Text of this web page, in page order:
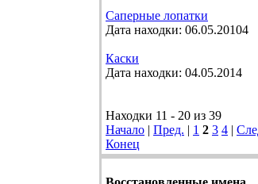
Саперные лопатки
Дата находки: 06.05.20104
Каски
Дата находки: 04.05.2014
Находки 11 - 20 из 39
Начало | Пред. | 1 2 3 4 |
Конец